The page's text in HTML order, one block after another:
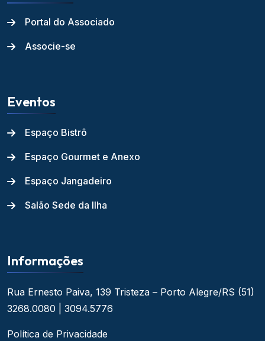
Portal do Associado
Associe-se
Eventos
Espaço Bistrô
Espaço Gourmet e Anexo
Espaço Jangadeiro
Salão Sede da Ilha
Informações
Rua Ernesto Paiva, 139 Tristeza – Porto Alegre/RS (51)
3268.0080 | 3094.5776
Política de Privacidade